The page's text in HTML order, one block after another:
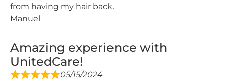
from having my hair back.
Manuel
Amazing experience with
UnitedCare!
05/15/2024